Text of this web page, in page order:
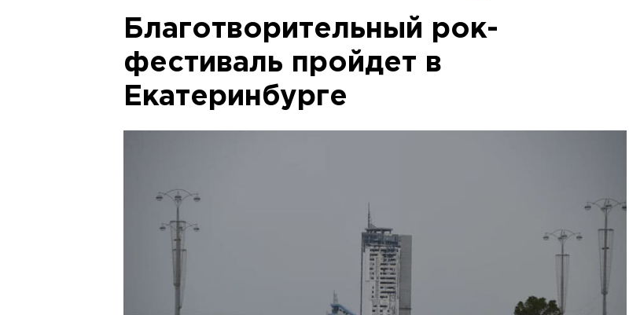
Благотворительный рок-
фестиваль пройдет в
Екатеринбурге